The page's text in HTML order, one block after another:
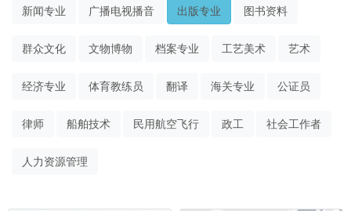
新闻专业 广播电视播音 出版专业 图书资料
群众文化 文物博物 档案专业 工艺美术 艺术
经济专业 体育教练员 翻译 海关专业 公证员
律师 船舶技术 民用航空飞行 政工 社会工作者
人力资源管理